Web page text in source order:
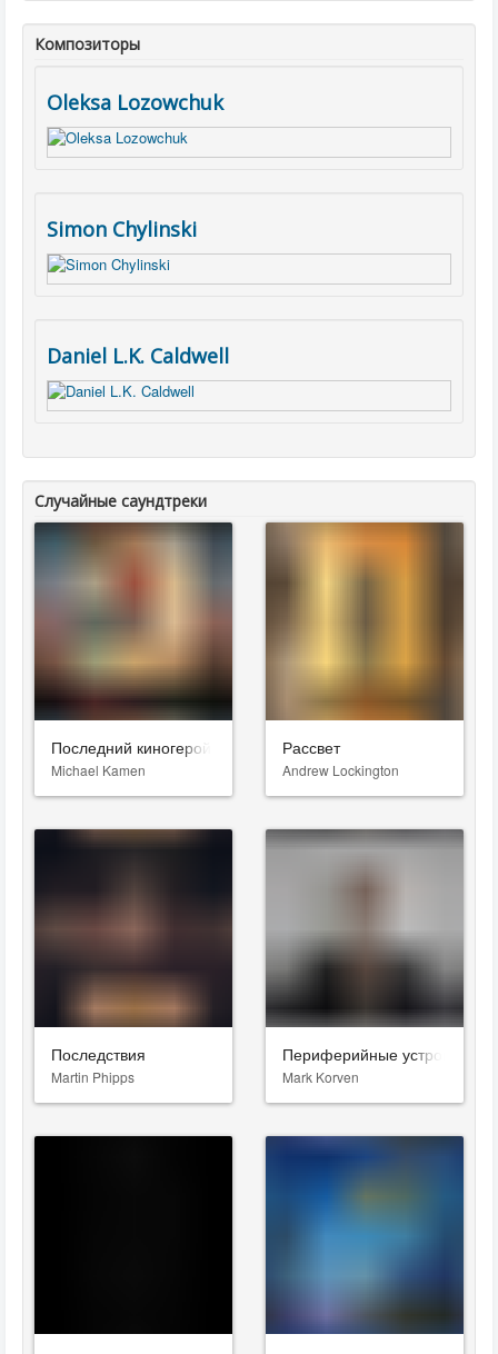
Композиторы
Oleksa Lozowchuk
Simon Chylinski
Daniel L.K. Caldwell
Случайные саундтреки
Последний киногерой
Michael Kamen
Рассвет
Andrew Lockington
Последствия
Martin Phipps
Периферийные устройства
Mark Korven